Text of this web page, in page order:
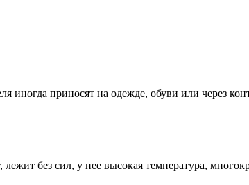
иногда приносят на одежде, обуви или через
без сил, у нее высокая температура,